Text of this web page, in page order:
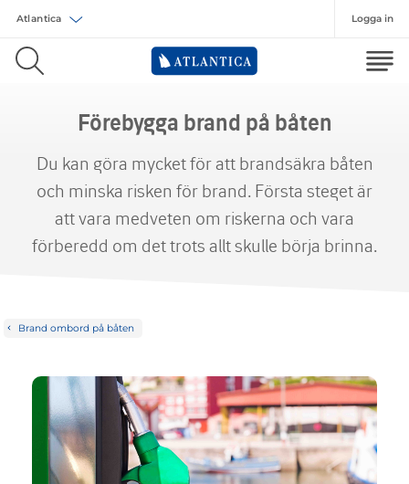
Välj försäkring
Logga in
Förebygga brand på båten
Du kan göra mycket för att brandsäkra båten
och minska risken för brand. Första steget är
att vara medveten om riskerna och vara
förberedd om det trots allt skulle börja brinna.
Brand ombord på båten